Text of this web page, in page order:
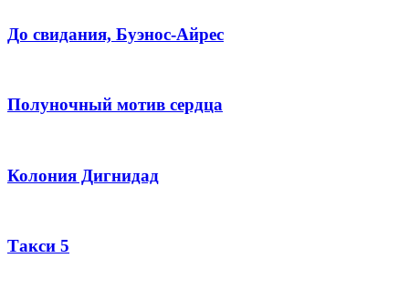
До свидания, Буэнос-Айрес
Полуночный мотив сердца
Колония Дигнидад
Такси 5